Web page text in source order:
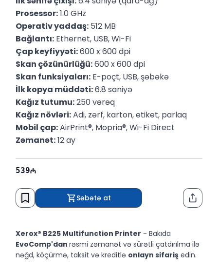
Prosessor: 1.0 GHz
Operativ yaddaş: 512 MB
Bağlantı: Ethernet, USB, Wi-Fi
Çap keyfiyyəti: 600 x 600 dpi
Skan çözünürlüğü: 600 x 600 dpi
Skan funksiyaları: E-poçt, USB, şəbəkə
İlk kopya müddəti: 6.8 saniyə
Kağız tutumu: 250 vərəq
Kağız növləri: Adi, zərf, karton, etiket, parlaq
Mobil çap: AirPrint®, Mopria®, Wi-Fi Direct
Zəmanət: 12 ay
539
Səbətə at
Xerox® B225 Multifunction Printer - Bakıda
EvoComp'dan rəsmi zəmanət və sürətli çatdırılma ilə
nəğd, köçürmə, taksit və kreditlə onlayn sifariş edin.